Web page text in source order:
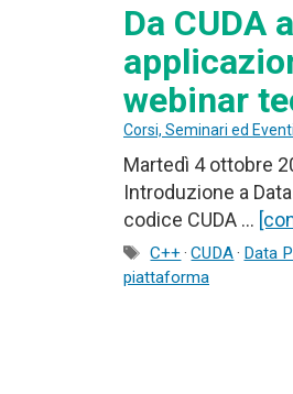
Da CUDA
webinar
Corsi, Seminari ed Eventi
Martedì 4 ottobre
Introduzione a
codice CUDA …
Tag
C++·CUDA· Data
piattaforma